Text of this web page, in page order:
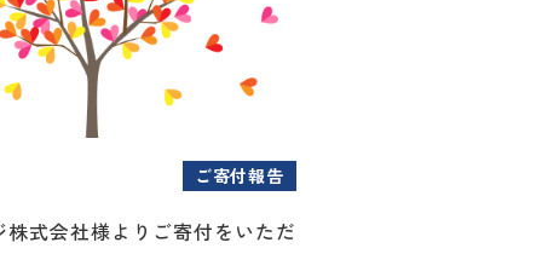
ご寄付報告
株式会社様よりご寄付をいただ